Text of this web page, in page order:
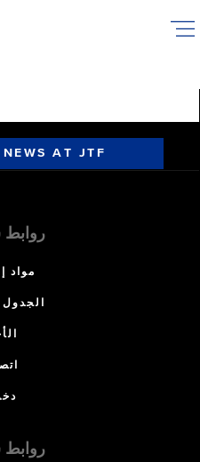
AT JTF
روابط
مواد
روابط